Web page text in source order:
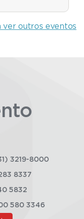
ver outros eventos
3219-8000
8337
5832
580 3346